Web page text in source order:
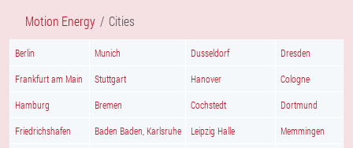
Motion Energy Cities
Berlin Munich Dusseldorf Dresden
Frankfurt am Main Stuttgart Hanover Cologne
Hamburg Bremen Cochstedt Dortmund
Friedrichshafen Baden Baden, Karlsruhe Leipzig Halle Memmingen